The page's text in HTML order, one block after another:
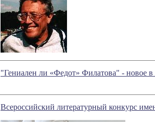
"Гениален ли «Федот» Филатова" - новое
Всероссийский литературный конкурс